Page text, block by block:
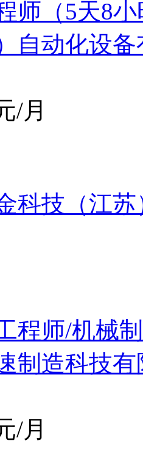
师（5天8
自动化设
/月
科技（江
程师/机械
制造科技有
/月